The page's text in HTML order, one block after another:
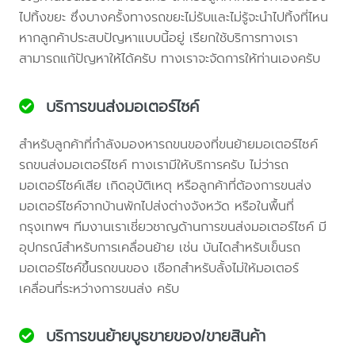
ไปทิ้งขยะ ซึ่งบางครั้งทางรถขยะไม่รับและไม่รู้จะนำไปทิ้งที่ไหน
หากลูกค้าประสบปัญหาแบบนี้อยู่ เรียกใช้บริการทางเรา
สามารถแก้ปัญหาให้ได้ครับ ทางเราจะจัดการให้ท่านเองครับ
บริการขนส่งมอเตอร์ไซค์
สำหรับลูกค้าที่กำลังมองหารถขนของที่ขนย้ายมอเตอร์ไซค์
รถขนส่งมอเตอร์ไซค์ ทางเรามีให้บริการครับ ไม่ว่ารถ
มอเตอร์ไซค์เสีย เกิดอุบัติเหตุ หรือลูกค้าที่ต้องการขนส่ง
มอเตอร์ไซค์จากบ้านพักไปส่งต่างจังหวัด หรือในพื้นที่
กรุงเทพฯ ทีมงานเราเชี่ยวชาญด้านการขนส่งมอเตอร์ไซค์ มี
อุปกรณ์สำหรับการเคลื่อนย้าย เช่น บันไดสำหรับเข็นรถ
มอเตอร์ไซค์ขึ้นรถขนของ เชือกสำหรับลั้งไม่ให้มอเตอร์
เคลื่อนที่ระหว่างการขนส่ง ครับ
บริการขนย้ายบูธขายของ/ขายสินค้า